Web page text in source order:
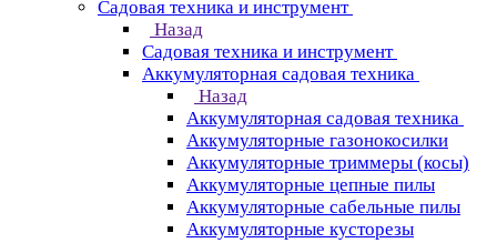
Cадовая техника и инструмент
Назад
Cадовая техника и инструмент
Аккумуляторная садовая техника
Назад
Аккумуляторная садовая техника
Аккумуляторные газонокосилки
Аккумуляторные триммеры (косы)
Аккумуляторные цепные пилы
Аккумуляторные сабельные пилы
Аккумуляторные кусторезы